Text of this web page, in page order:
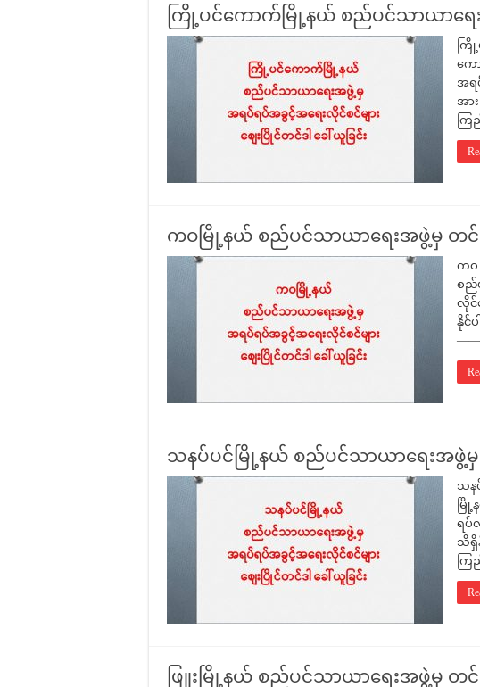
ကြို့ပင်ကောက်မြို့နယ် စည်ပင်သာယာရေး
ကြို့
ကေ
အရ
အာ
က
ကဝမြို့နယ် စည်ပင်သာယာရေးအဖွဲ့မှ တင်ဒ
ကဝ
စည်
လိုင်
နိုင်
သနပ်ပင်မြို့နယ် စည်ပင်သာယာရေးအဖွဲ့မှ
သန
မြို့
ရပ်
သိရှိ
က
ဖြူးမြို့နယ် စည်ပင်သာယာရေးအဖွဲ့မှ တင်ဒ